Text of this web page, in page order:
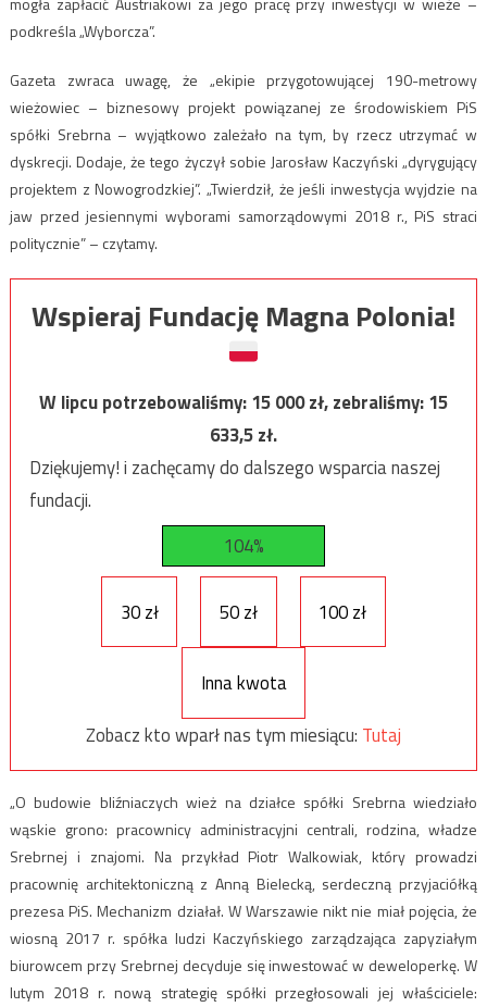
podkreśla „Wyborcza”.
Gazeta zwraca uwagę, że „ekipie przygotowującej 190-metrowy
wieżowiec – biznesowy projekt powiązanej ze środowiskiem PiS
spółki Srebrna – wyjątkowo zależało na tym, by rzecz utrzymać w
dyskrecji. Dodaje, że tego życzył sobie Jarosław Kaczyński „dyrygujący
projektem z Nowogrodzkiej”. „Twierdził, że jeśli inwestycja wyjdzie na
jaw przed jesiennymi wyborami samorządowymi 2018 r., PiS straci
politycznie” – czytamy.
Wspieraj Fundację Magna Polonia!
W lipcu potrzebowaliśmy:15 000zł, zebraliśmy:15
633,5zł.
Dziękujemy! i zachęcamy do dalszego wsparcia naszej
fundacji.
104%
30 zł 50 zł 100 zł
Inna kwota
Zobacz kto wparł nas tym miesiącu: Tutaj
„O budowie bliźniaczych wież na działce spółki Srebrna wiedziało
wąskie grono: pracownicy administracyjni centrali, rodzina, władze
Srebrnej i znajomi. Na przykład Piotr Walkowiak, który prowadzi
pracownię architektoniczną z Anną Bielecką, serdeczną przyjaciółką
prezesa PiS. Mechanizm działał. W Warszawie nikt nie miał pojęcia, że
wiosną 2017 r. spółka ludzi Kaczyńskiego zarządzająca zapyziałym
biurowcem przy Srebrnej decyduje się inwestować w deweloperkę. W
lutym 2018 r. nową strategię spółki przegłosowali jej właściciele: